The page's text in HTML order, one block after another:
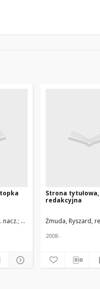
nacz. Uniwersytet Medyczny w
Strona
redakcyjna
Żmuda, Ryszard,
2008-.